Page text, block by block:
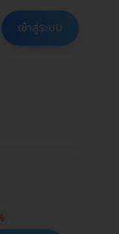
เข้าสู่ระบบ